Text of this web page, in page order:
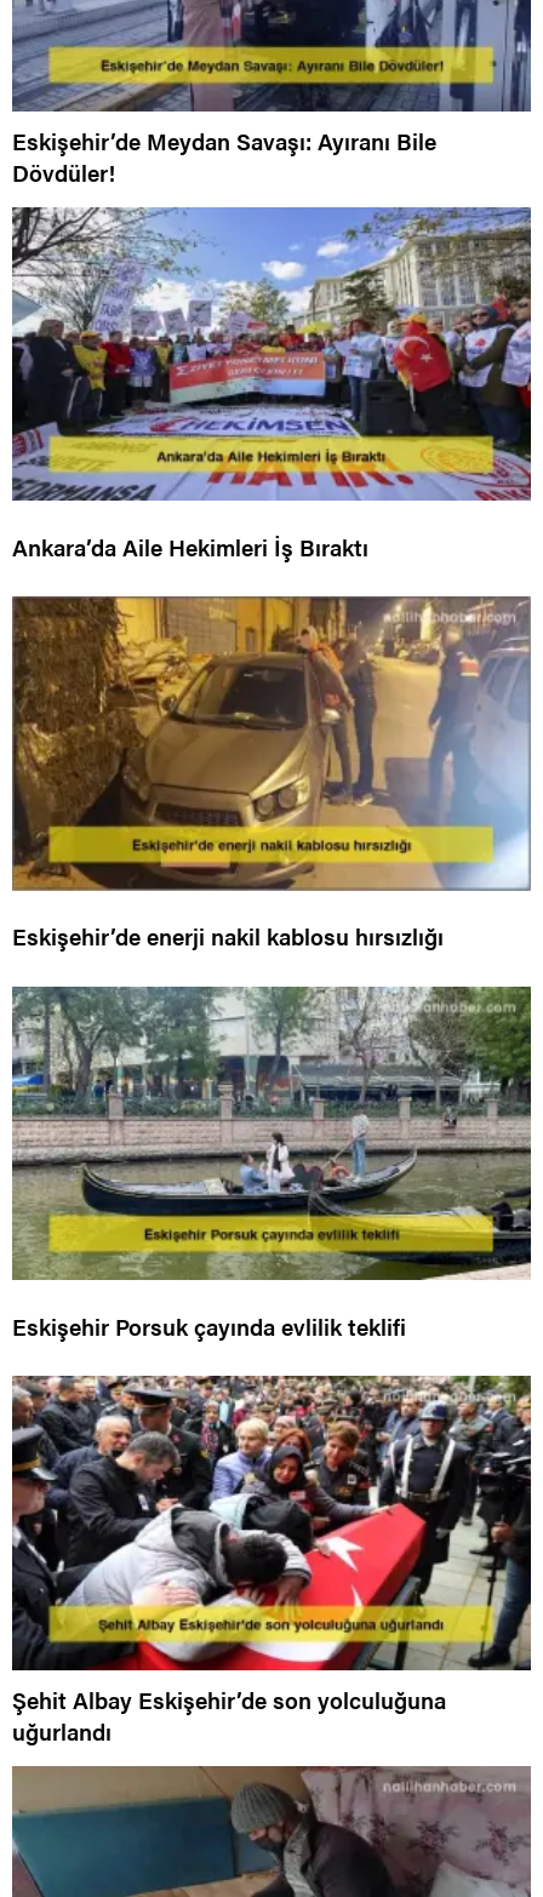
Eskişehir’de Meydan Savaşı: Ayıranı Bile
Dövdüler!
Ankara’da Aile Hekimleri İş Bıraktı
Eskişehir’de enerji nakil kablosu hırsızlığı
Eskişehir Porsuk çayında evlilik teklifi
Şehit Albay Eskişehir’de son yolculuğuna
uğurlandı